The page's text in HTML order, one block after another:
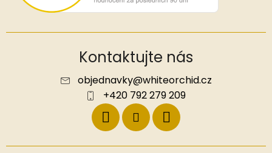
Kontaktujte nás
objednavky@whiteorchid.cz
+420 792 279 209